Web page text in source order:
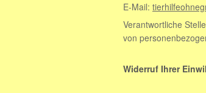
E-Mail:
Verantwortliche
von
Widerruf Ihrer